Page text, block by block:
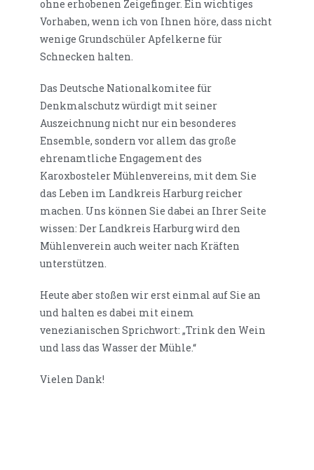
ohne erhobenen Zeigefinger. Ein wichtiges
Vorhaben, wenn ich von Ihnen höre, dass nicht
wenige Grundschüler Apfelkerne für
Schnecken halten.
Das Deutsche Nationalkomitee für
Denkmalschutz würdigt mit seiner
Auszeichnung nicht nur ein besonderes
Ensemble, sondern vor allem das große
ehrenamtliche Engagement des
Karoxbosteler Mühlenvereins, mit dem Sie
das Leben im Landkreis Harburg reicher
machen. Uns können Sie dabei an Ihrer Seite
wissen: Der Landkreis Harburg wird den
Mühlenverein auch weiter nach Kräften
unterstützen.
Heute aber stoßen wir erst einmal auf Sie an
und halten es dabei mit einem
venezianischen Sprichwort: „Trink den Wein
und lass das Wasser der Mühle.“
Vielen Dank!